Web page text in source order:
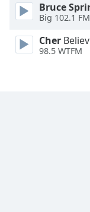
Bruce
Big 102.1 FM
Cher
98.5 WTFM